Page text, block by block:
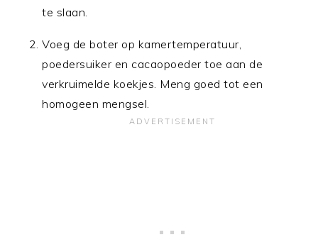
te slaan.
Voeg de boter op kamertemperatuur,
poedersuiker en cacaopoeder toe aan de
verkruimelde koekjes. Meng goed tot een
homogeen mengsel.